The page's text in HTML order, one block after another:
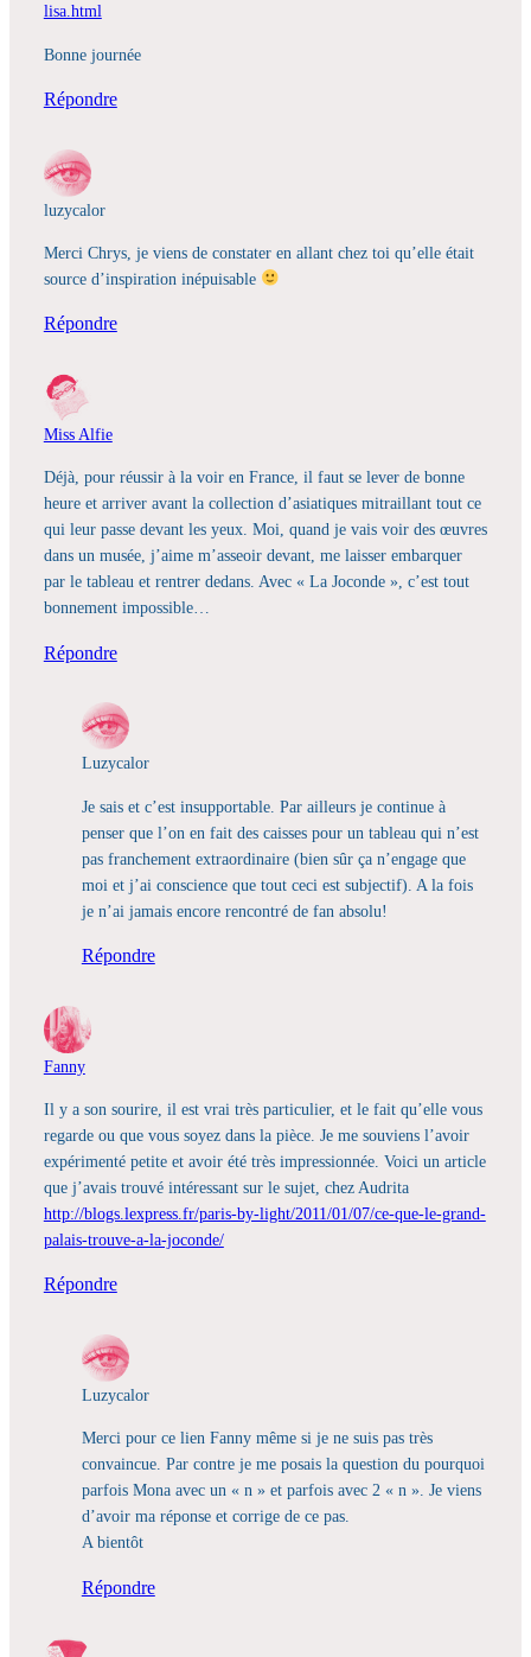
lisa.html
Bonne journée
Répondre
luzycalor
Merci Chrys, je viens de constater en allant chez toi qu’elle était
source d’inspiration inépuisable
Répondre
Miss Alfie
Déjà, pour réussir à la voir en France, il faut se lever de bonne
heure et arriver avant la collection d’asiatiques mitraillant tout ce
qui leur passe devant les yeux. Moi, quand je vais voir des œuvres
dans un musée, j’aime m’asseoir devant, me laisser embarquer
par le tableau et rentrer dedans. Avec « La Joconde », c’est tout
bonnement impossible…
Répondre
Luzycalor
Je sais et c’est insupportable. Par ailleurs je continue à
penser que l’on en fait des caisses pour un tableau qui n’est
pas franchement extraordinaire (bien sûr ça n’engage que
moi et j’ai conscience que tout ceci est subjectif). A la fois
je n’ai jamais encore rencontré de fan absolu!
Répondre
Fanny
Il y a son sourire, il est vrai très particulier, et le fait qu’elle vous
regarde ou que vous soyez dans la pièce. Je me souviens l’avoir
expérimenté petite et avoir été très impressionnée. Voici un article
que j’avais trouvé intéressant sur le sujet, chez Audrita
http://blogs.lexpress.fr/paris-by-light/2011/01/07/ce-que-le-grand-
palais-trouve-a-la-joconde/
Répondre
Luzycalor
Merci pour ce lien Fanny même si je ne suis pas très
convaincue. Par contre je me posais la question du pourquoi
parfois Mona avec un « n » et parfois avec 2 « n ». Je viens
d’avoir ma réponse et corrige de ce pas.
A bientôt
Répondre